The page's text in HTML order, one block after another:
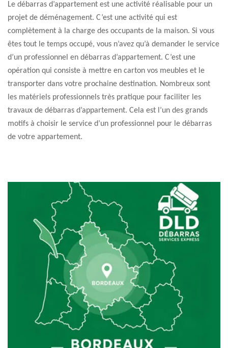
Le débarras d’appartement est une activité réalisable pour un
projet de déménagement. C’est une activité qui est
complètement à la charge des occupants de la maison. Si vous
êtes tout le temps occupé, vous n’avez qu’à demander le service
d’un professionnel en débarras d’appartement. C’est une
opération qui consiste à mettre en carton vos meubles et le
transporter dans votre prochaine destination. Nombreux sont
les matériels professionnels très pratique pour faciliter les
travaux de débarras d’appartement. Cela est l’un des grands
motifs à choisir le service d’un professionnel pour le débarras
de votre appartement.